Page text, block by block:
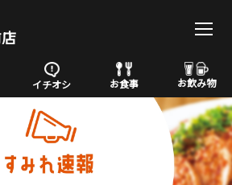
イチオシ お食事 お飲み物